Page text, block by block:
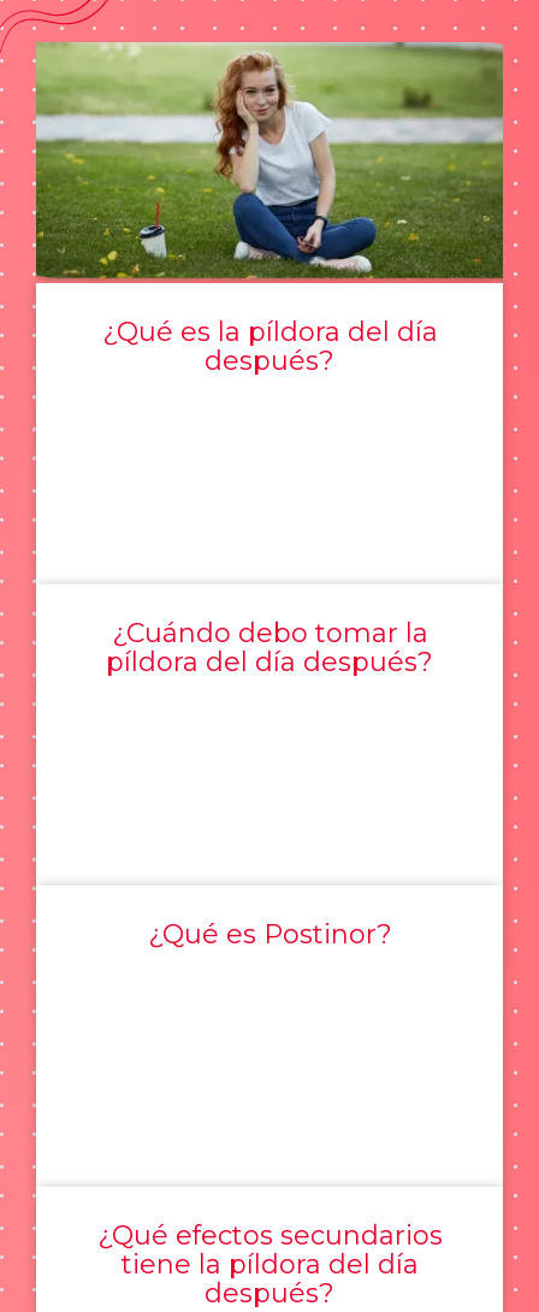
¿Qué es la píldora del día
después?
¿Cuándo debo tomar la
píldora del día después?
¿Qué es Postinor?
¿Qué efectos secundarios
tiene la píldora del día
después?